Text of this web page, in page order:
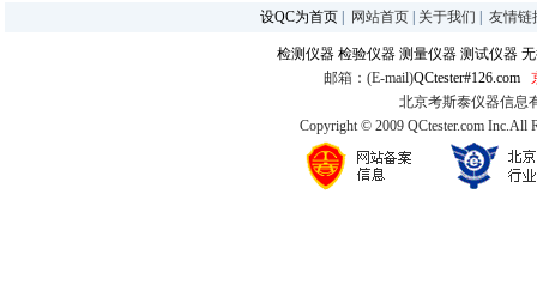
设QC为首页 网站首页 关于我们 友情链
检测仪器 检验仪器 测量仪器 测试仪器
邮箱：(E-mail)QCtester#126.com
北京考斯泰仪器信息
Copyright © 2009 QCtester.com Inc.All